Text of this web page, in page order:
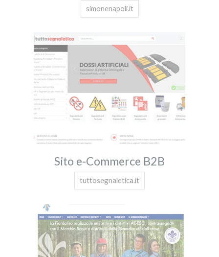
simonenapoli.it
Sito e-Commerce B2B
tuttosegnaletica.it